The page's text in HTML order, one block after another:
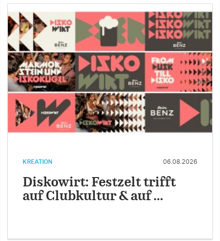
KREATION 06.08.2026
Diskowirt: Festzelt trifft
auf Clubkultur & auf …